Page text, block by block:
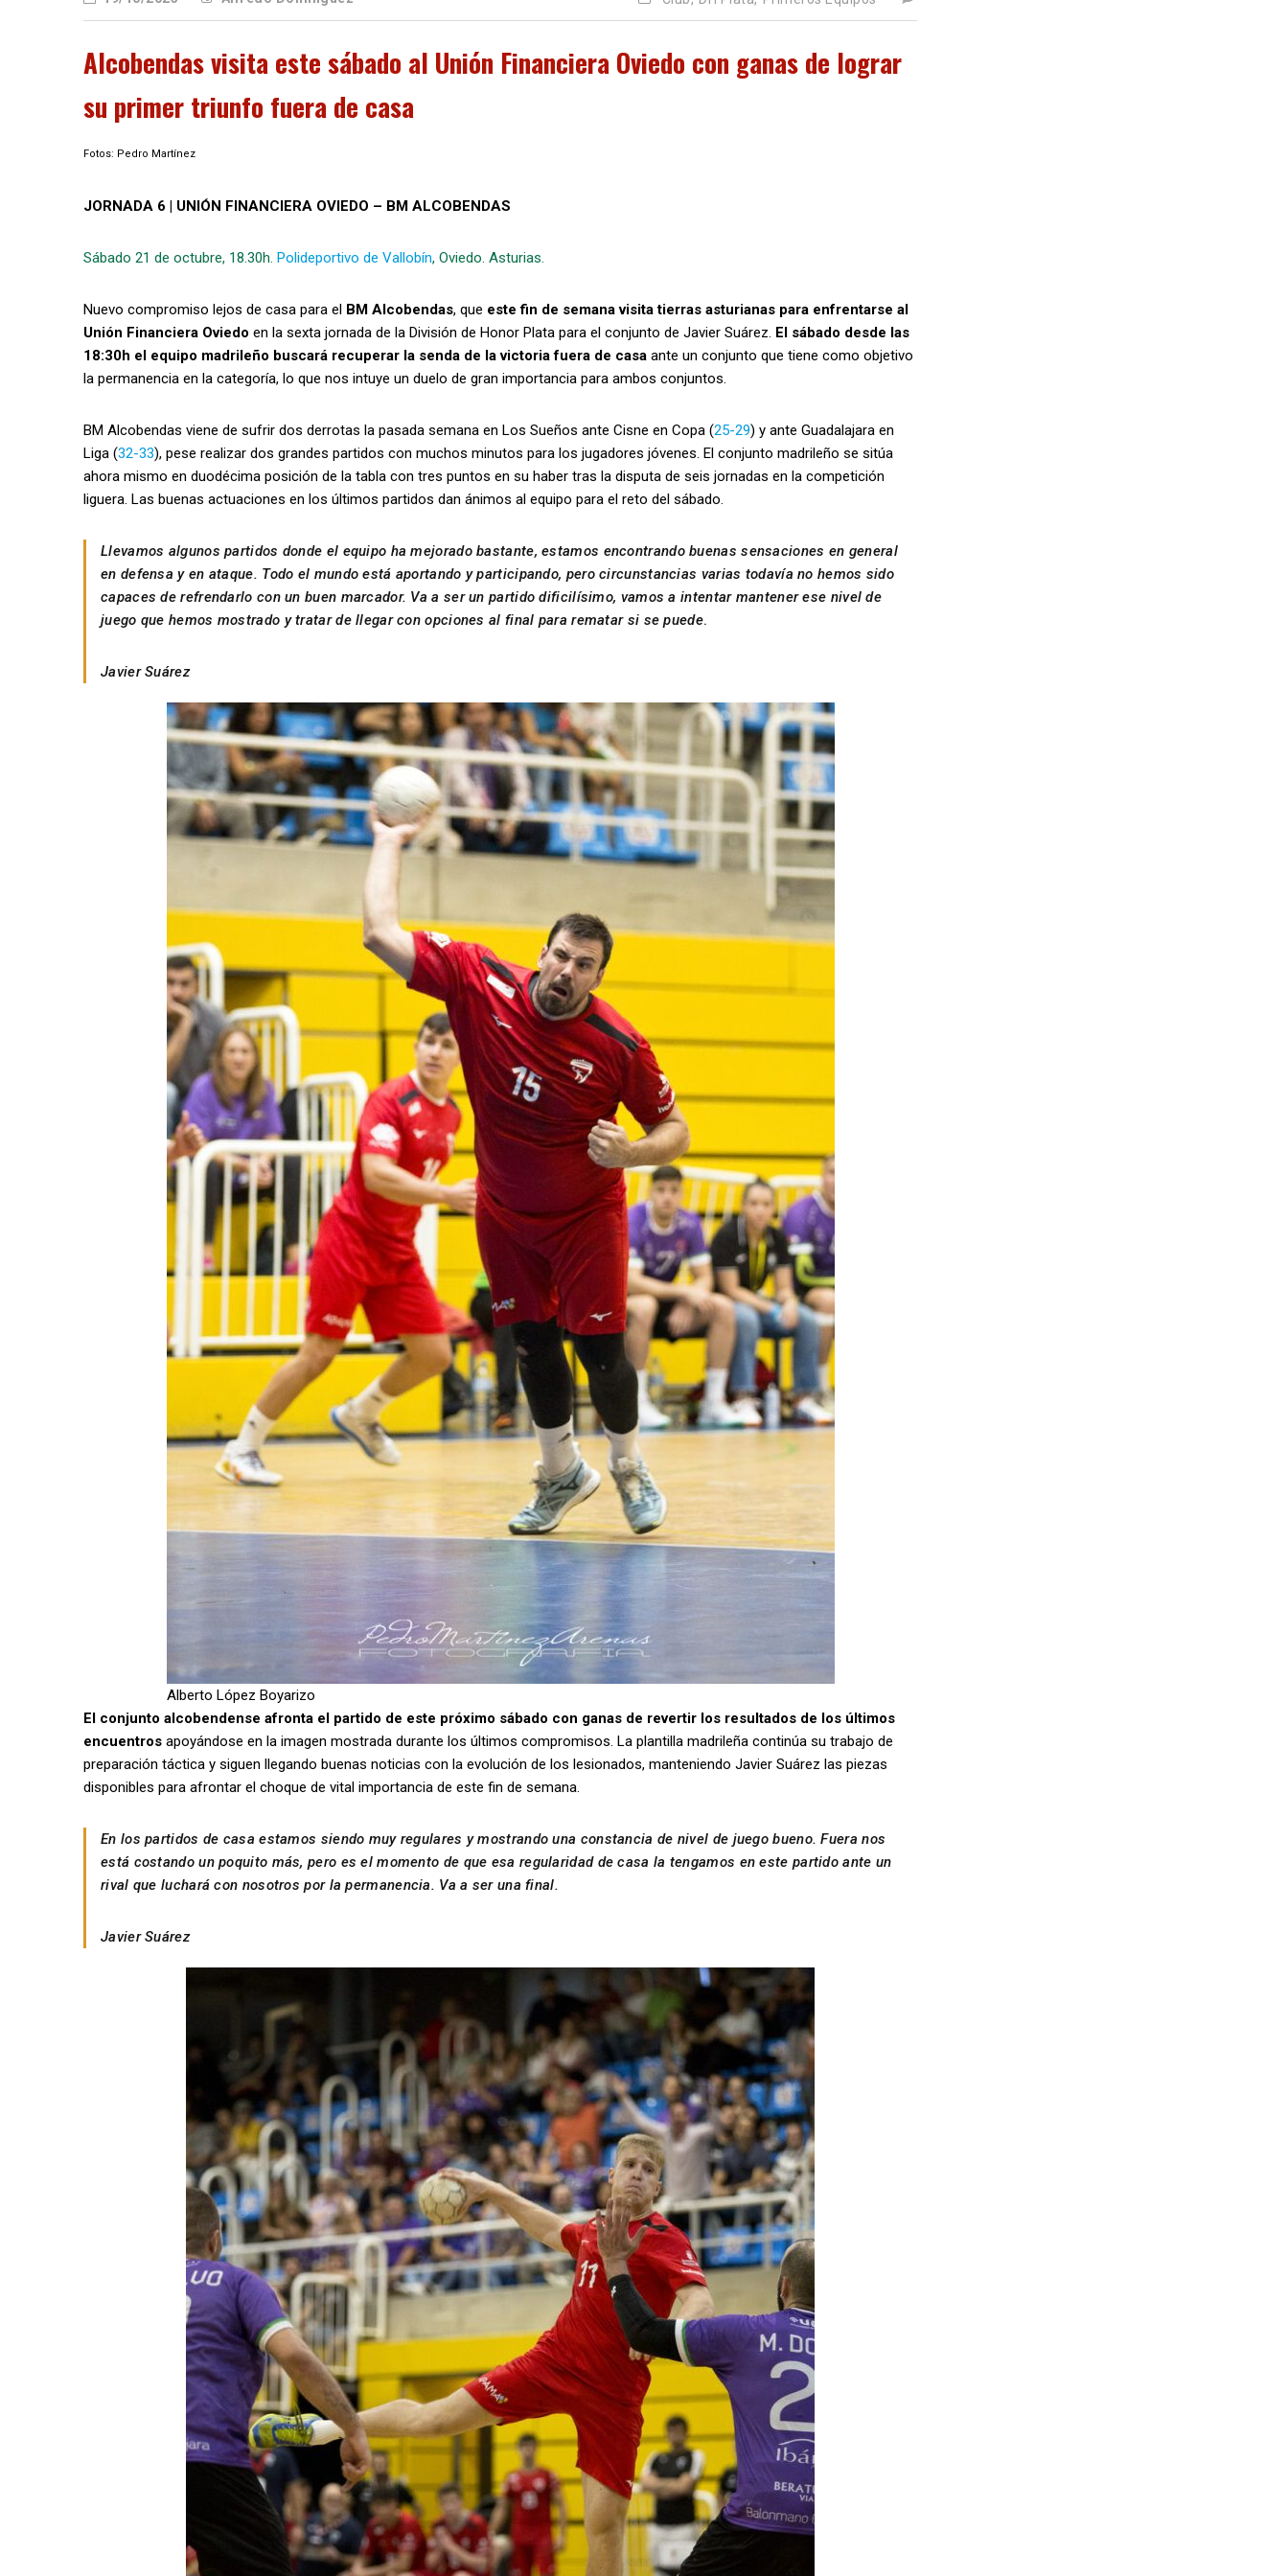
Alcobendas visita este sábado al Unión Financiera Oviedo con ganas de lograr
su primer triunfo fuera de casa
Fotos: Pedro Martínez
JORNADA 6 | UNIÓN FINANCIERA OVIEDO – BM ALCOBENDAS
Sábado 21 de octubre, 18.30h. Polideportivo de Vallobín, Oviedo. Asturias.
Nuevo compromiso lejos de casa para el BM Alcobendas, que este fin de semana visita tierras asturianas para enfrentarse al
Unión Financiera Oviedo en la sexta jornada de la División de Honor Plata para el conjunto de Javier Suárez. El sábado desde las
18:30h el equipo madrileño buscará recuperar la senda de la victoria fuera de casa ante un conjunto que tiene como objetivo
la permanencia en la categoría, lo que nos intuye un duelo de gran importancia para ambos conjuntos.
BM Alcobendas viene de sufrir dos derrotas la pasada semana en Los Sueños ante Cisne en Copa (25-29) y ante Guadalajara en
Liga (32-33), pese realizar dos grandes partidos con muchos minutos para los jugadores jóvenes. El conjunto madrileño se sitúa
ahora mismo en duodécima posición de la tabla con tres puntos en su haber tras la disputa de seis jornadas en la competición
liguera. Las buenas actuaciones en los últimos partidos dan ánimos al equipo para el reto del sábado.
Llevamos algunos partidos donde el equipo ha mejorado bastante, estamos encontrando buenas sensaciones en general
en defensa y en ataque. Todo el mundo está aportando y participando, pero circunstancias varias todavía no hemos sido
capaces de refrendarlo con un buen marcador. Va a ser un partido dificilísimo, vamos a intentar mantener ese nivel de
juego que hemos mostrado y tratar de llegar con opciones al final para rematar si se puede.
Javier Suárez
Alberto López Boyarizo
El conjunto alcobendense afronta el partido de este próximo sábado con ganas de revertir los resultados de los últimos
encuentros apoyándose en la imagen mostrada durante los últimos compromisos. La plantilla madrileña continúa su trabajo de
preparación táctica y siguen llegando buenas noticias con la evolución de los lesionados, manteniendo Javier Suárez las piezas
disponibles para afrontar el choque de vital importancia de este fin de semana.
En los partidos de casa estamos siendo muy regulares y mostrando una constancia de nivel de juego bueno. Fuera nos
está costando un poquito más, pero es el momento de que esa regularidad de casa la tengamos en este partido ante un
rival que luchará con nosotros por la permanencia. Va a ser una final.
Javier Suárez